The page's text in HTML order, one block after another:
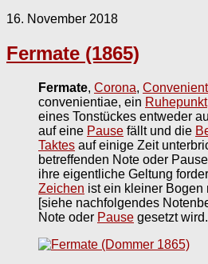
16. November 2018
Fermate (1865)
Fermate, Corona,
convenientiae, ein Ruhepunkt
eines Tonstückes entweder
auf eine Pause fällt und die
Taktes auf einige Zeit
betreffenden Note oder
ihre eigentliche Geltung
Zeichen ist ein kleiner Bogen
[siehe nachfolgendes
Note oder Pause gesetzt wird.